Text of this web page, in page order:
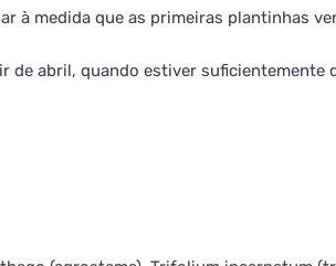
à medida que as primeiras plantinhas
de abril, quando estiver suficientemente